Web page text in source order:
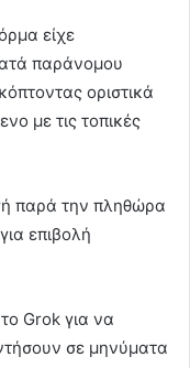
είχε
παράνομου
οριστικά
με τις τοπικές
παρά την πληθώρα
επιβολή
Grok για να
σε μηνύματα